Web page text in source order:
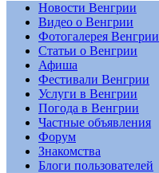
Новости Венгрии
Видео о Венгрии
Фотогалерея Венгрии
Статьи о Венгрии
Афиша
Фестивали Венгрии
Услуги в Венгрии
Погода в Венгрии
Частные объявления
Форум
Знакомства
Блоги пользователей